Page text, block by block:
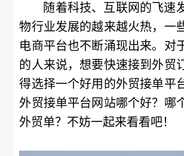
随着科技、互联网的飞速
物行业发展的越来越火热，一
电商平台也不断涌现出来。对
的人来说，想要快速接到外贸
得选择一个好用的外贸接单平
外贸接单平台网站哪个好？哪
外贸单？不妨一起来看看吧！